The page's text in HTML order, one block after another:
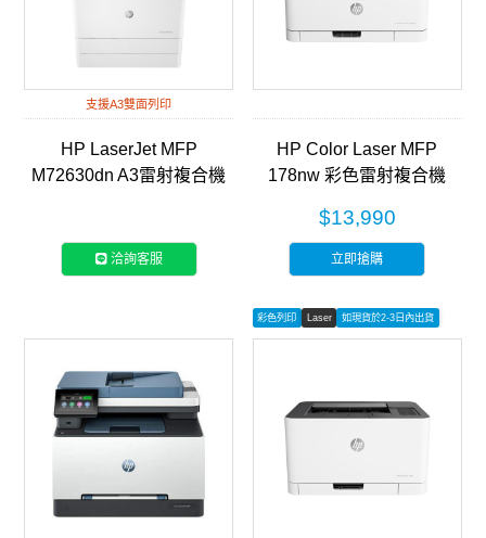
支援A3雙面列印
HP LaserJet MFP
M72630dn A3雷射複合機
洽詢客服
HP Color Laser MFP
178nw 彩色雷射複合機
$13,990
立即搶購
彩色列印 Laser 如現貨於2-3日內出貨